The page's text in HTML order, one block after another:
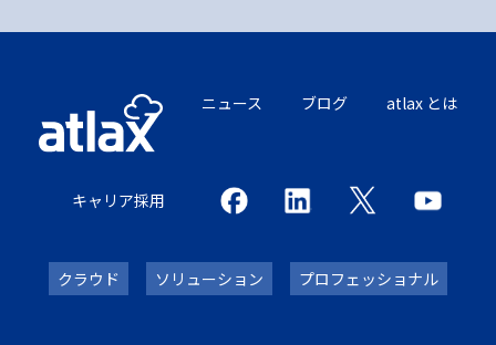
ニュース ブログ atlax とは
キャリア採用
クラウド ソリューション プロフェッショナル